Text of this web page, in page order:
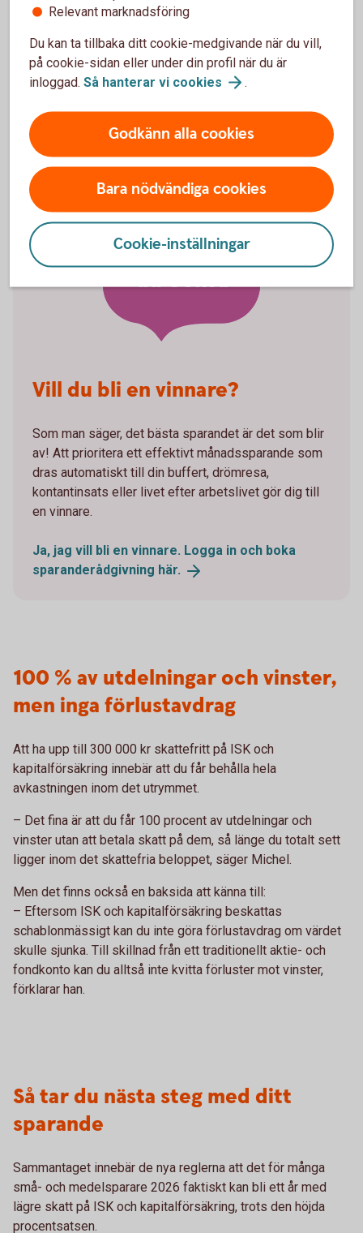
* Skatteberäkningen är förenklad och utgår från
att sparbeloppet varit detsamma under hela
året. Gäller totalt kapitalunderlag.
pension, barn eller buffert är chansen ganska god att du
tillhör dem som gynnas, säger han.
Vill du bli en vinnare?
Som man säger, det bästa sparandet är det som blir
av! Att prioritera ett effektivt månadssparande som
dras automatiskt till din buffert, drömresa,
kontantinsats eller livet efter arbetslivet gör dig till
en vinnare.
Ja, jag vill bli en vinnare. Logga in och boka
sparanderådgivning här.
Bli en vinnare
du också
100 % av utdelningar och vinster,
men inga förlustavdrag
Att ha upp till 300 000 kr skattefritt på ISK och
kapitalförsäkring innebär att du får behålla hela
avkastningen inom det utrymmet.
– Det fina är att du får 100 procent av utdelningar och
vinster utan att betala skatt på dem, så länge du totalt sett
ligger inom det skattefria beloppet, säger Michel.
Men det finns också en baksida att känna till:
– Eftersom ISK och kapitalförsäkring beskattas
schablonmässigt kan du inte göra förlustavdrag om värdet
skulle sjunka. Till skillnad från ett traditionellt aktie- och
fondkonto kan du alltså inte kvitta förluster mot vinster,
förklarar han.
Så tar du nästa steg med ditt
sparande
Sammantaget innebär de nya reglerna att det för många
små- och medelsparare 2026 faktiskt kan bli ett år med
lägre skatt på ISK och kapitalförsäkring, trots den höjda
procentsatsen.
Relevant marknadsföring
Du kan ta tillbaka ditt cookie-medgivande när du vill,
på cookie-sidan eller under din profil när du är
inloggad. Så hanterar vi cookies .
Godkänn alla cookies
Bara nödvändiga cookies
Cookie-inställningar